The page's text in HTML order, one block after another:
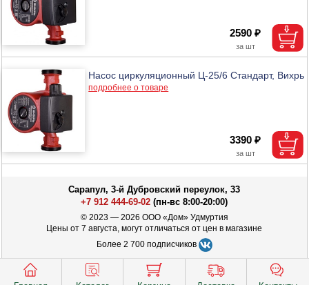
2590 ₽
Насос циркуляционный Ц-25/6 Стандарт, Вихрь
подробнее о товаре
3390 ₽
Сарапул, 3-й Дубровский переулок, 33
+7 912 444-69-02 (пн-вс 8:00-20:00)
© 2023 — 2026 ООО «Дом» Удмуртия
Цены от 7 августа, могут отличаться от цен в магазине
Более 2 700 подписчиков